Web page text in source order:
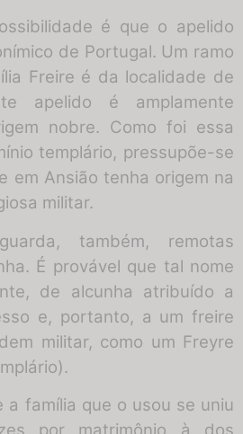
é que o apelido
de Portugal. Um ramo
Freire é da localidade de
apelido é amplamente
nobre. Como foi essa
templário, pressupõe-se
em Ansião tenha origem na
militar.
também, remotas
É provável que tal nome
de alcunha atribuído a
e, portanto, a um freire
militar, como um Freyre
a família que o usou se uniu